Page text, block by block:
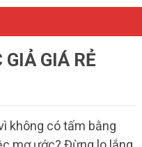
GIÁ RẺ
không có tấm bằng